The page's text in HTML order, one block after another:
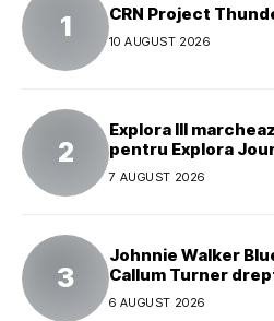
CRN Project
10 AUGUST 2026
Explora III
pentru Explora
7 AUGUST 2026
Johnnie Walker
Callum Turner
global al mărcii
6 AUGUST 2026